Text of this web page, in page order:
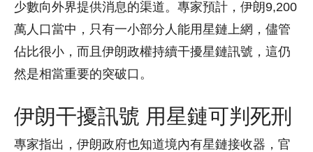
少數向外界提供消息的渠道。專家預計，伊朗9,200
萬人口當中，只有一小部分人能用星鏈上網，儘管
佔比很小，而且伊朗政權持續干擾星鏈訊號，這仍
然是相當重要的突破口。
伊朗干擾訊號 用星鏈可判死刑
專家指出，伊朗政府也知道境內有星鏈接收器，官